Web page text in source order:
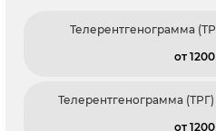
Телерентгенограмма
от
Телерентгенограмма
от